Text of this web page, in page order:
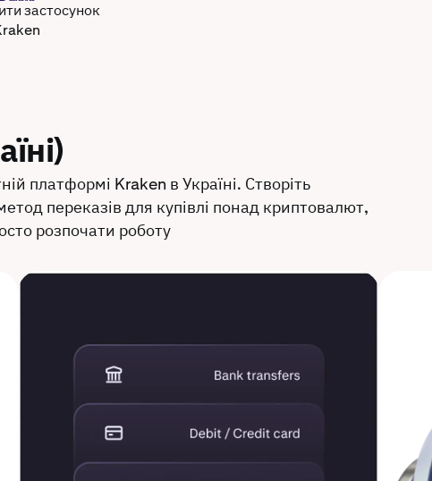
застосунок
платформі Kraken в Україні. Створіть
переказів для купівлі понад криптовалют,
розпочати роботу